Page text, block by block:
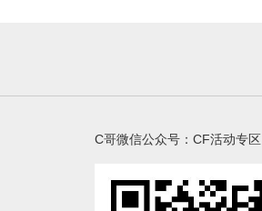
C哥微信公众号：CF活动专区